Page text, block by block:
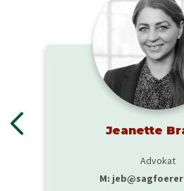
Jeanette
Advokat
M: